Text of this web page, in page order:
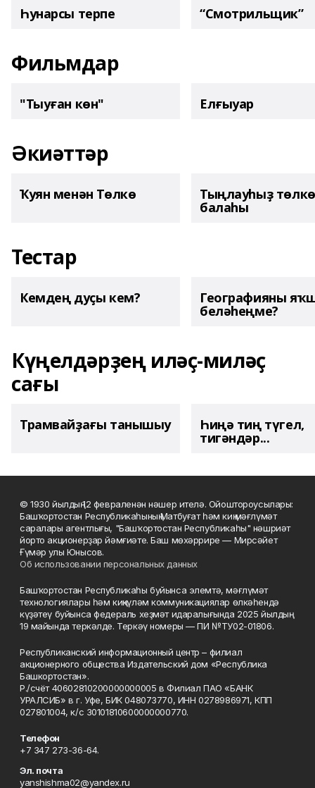
Һунарсы терпе “Смотрильщик”
Фильмдар
"Тыуған көн" Елғыуар
Әкиәттәр
Ҡуян менән Төлкө Тыңлауһыҙ төлкө
балаһы
Тестар
Кемдең дуҫы кем? Географияны
беләһеңме?
Күңелдәрҙең иләҫ-миләҫ
сағы
Трамвайҙағы танышыу Һиңә тиң түгел,
тигәндәр...
© 1930 йылдың 12 февраленән нәшер ителә. Ойоштороусылары:
Башҡортостан Республикаһының Матбуғат һәм киң мәғлүмәт
саралары агентлығы, "Башҡортостан Республикаһы" нәшриәт
йорто акционерҙар йәмғиәте. Баш мөхәррире — Мирсәйет
Ғүмәр улы Юнысов.
Об использовании персональных данных
Башҡортостан Республикаһы буйынса элемтә, мәғлүмәт
технологиялары һәм киңкүләм коммуникациялар өлкәһендә
күҙәтеү буйынса федераль хеҙмәт идаралығында 2025 йылдың
19 майында теркәлде. Теркәү номеры — ПИ №ТУ02-01806.
Республиканский информационный центр – филиал
акционерного общества Издательский дом «Республика
Башкортостан».
Р./счёт 40602810200000000005 в Филиал ПАО «БАНК
УРАЛСИБ» в г. Уфе, БИК 048073770, ИНН 0278986971, КПП
027801004, к/с 30101810600000000770.
Телефон
+7 347 273-36-64.
Эл. почта
yanshishma02@yandex.ru